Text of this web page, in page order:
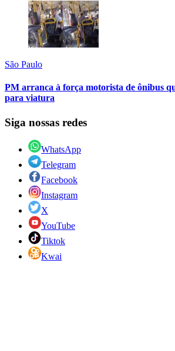
São Paulo
PM arranca à força motorista de ônibus
para viatura
Siga nossas redes
WhatsApp
Telegram
Facebook
Instagram
X
YouTube
Tiktok
Kwai